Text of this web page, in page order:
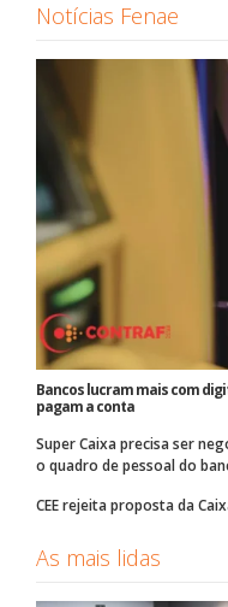
Notícias Fenae
Bancos lucram mais com
pagam a conta
Super Caixa precisa ser
o quadro de pessoal do
CEE rejeita proposta da
As mais lidas